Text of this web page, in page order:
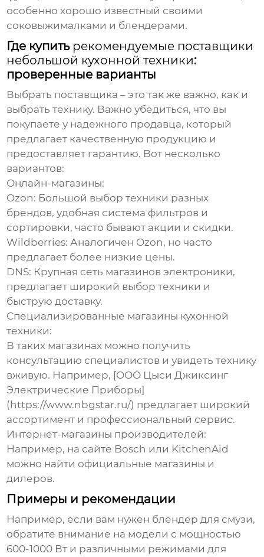
особенно хорошо известный своими
соковыжималками и блендерами.
Где купить рекомендуемые поставщики
небольшой кухонной техники:
проверенные варианты
Выбрать поставщика – это так же важно, как и
выбрать технику. Важно убедиться, что вы
покупаете у надежного продавца, который
предлагает качественную продукцию и
предоставляет гарантию. Вот несколько
вариантов:
Онлайн-магазины:
Ozon: Большой выбор техники разных
брендов, удобная система фильтров и
сортировки, часто бывают акции и скидки.
Wildberries: Аналогичен Ozon, но часто
предлагает более низкие цены.
DNS: Крупная сеть магазинов электроники,
предлагает широкий выбор техники и
быструю доставку.
Специализированные магазины кухонной
техники:
В таких магазинах можно получить
консультацию специалистов и увидеть технику
вживую. Например, [ООО Цыси Джиксинг
Электрические Приборы]
(https://www.nbgstar.ru/) предлагает широкий
ассортимент и профессиональный сервис.
Интернет-магазины производителей:
Например, на сайте Bosch или KitchenAid
можно найти официальные магазины и
дилеров.
Примеры и рекомендации
Например, если вам нужен блендер для смузи,
обратите внимание на модели с мощностью
600-1000 Вт и различными режимами для